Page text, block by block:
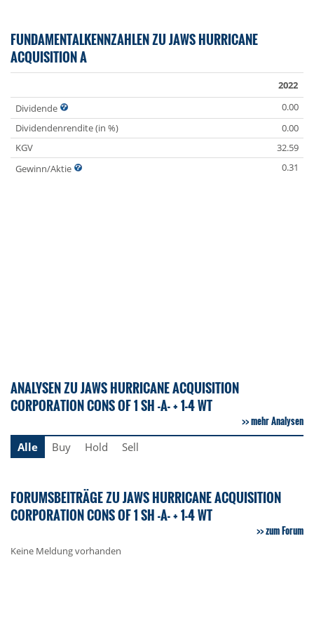
FUNDAMENTALKENNZAHLEN ZU JAWS HURRICANE
ACQUISITION A
2022
Dividende
0.00
Dividendenrendite (in %)
0.00
KGV
32.59
Gewinn/Aktie
0.31
ANALYSEN ZU JAWS HURRICANE ACQUISITION
CORPORATION CONS OF 1 SH -A- + 1-4 WT
mehr Analysen
Alle
Buy Hold Sell
FORUMSBEITRÄGE ZU JAWS HURRICANE ACQUISITION
CORPORATION CONS OF 1 SH -A- + 1-4 WT
zum Forum
Keine Meldung vorhanden